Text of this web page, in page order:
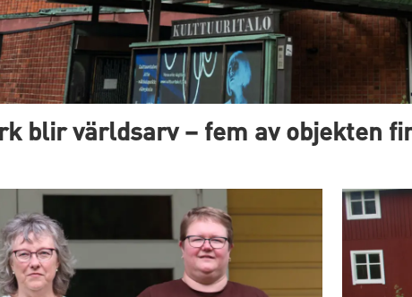
blir världsarv – fem av objekten